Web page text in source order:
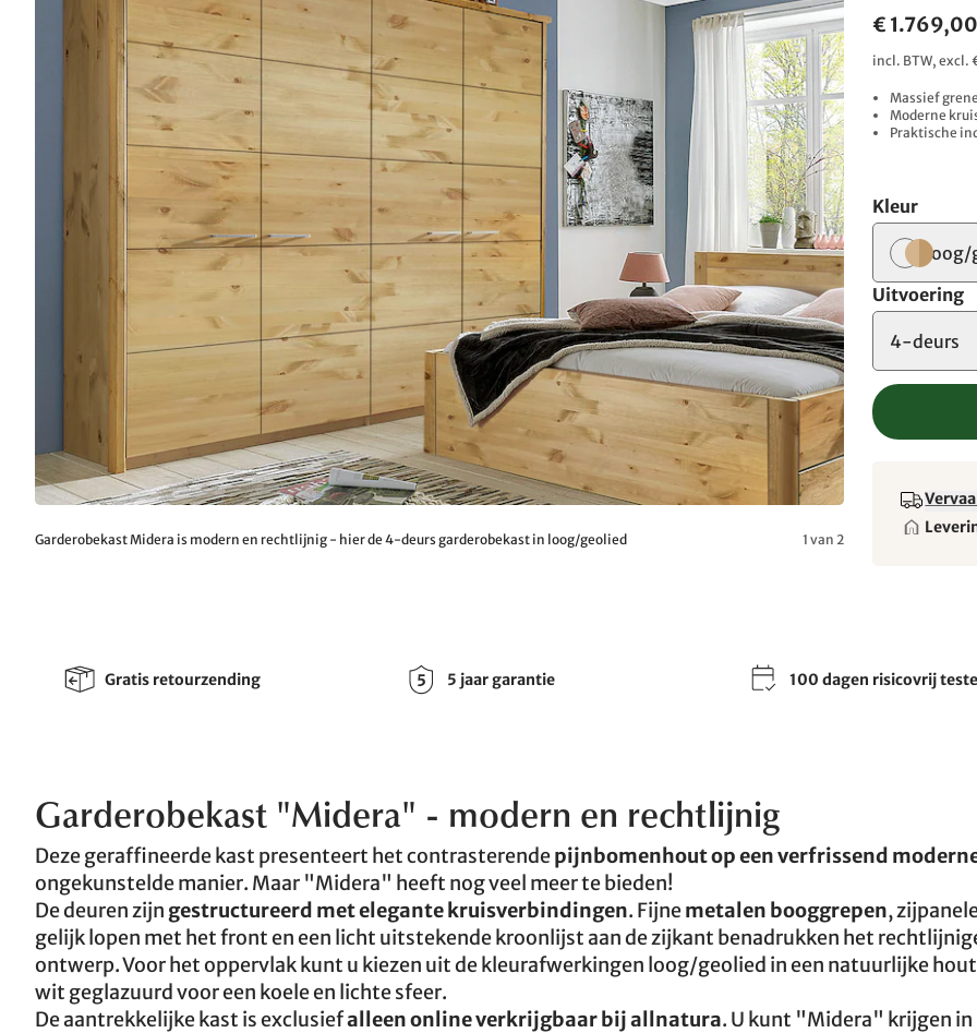
Garderobekast Midera is modern en rechtlijnig - hier de 4-deurs garderobekast in loog/geolied 1 van 2
€
incl. BTW,
Massief
Moderne
Praktische
Kleur
loog/
Uitvoering
4-deurs
Gratis retourzending 5 jaar garantie 100 dagen risicovrij
Garderobekast "Midera" - modern en rechtlijnig
Deze geraffineerde kast presenteert het contrasterendepijnbomenhout op een verfrissend
ongekunstelde manier. Maar "Midera" heeft nog veel meer te bieden!
De deuren zijn gestructureerd met elegante kruisverbindingen. Fijnemetalen booggrepen,
gelijk lopen met het front en een licht uitstekende kroonlijst aan de zijkant benadrukken het
ontwerp. Voor het oppervlak kunt u kiezen uit de kleurafwerkingen loog/geolied in een natuurlijke
wit geglazuurd voor een koele en lichte sfeer.
De aantrekkelijke kast is exclusiefalleen online verkrijgbaar bij allnatura. U kunt "Midera" krijgen in